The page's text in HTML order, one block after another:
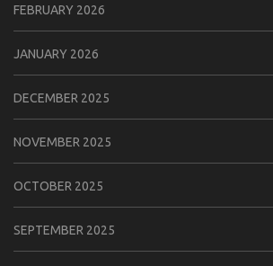
FEBRUARY 2026
JANUARY 2026
DECEMBER 2025
NOVEMBER 2025
OCTOBER 2025
SEPTEMBER 2025